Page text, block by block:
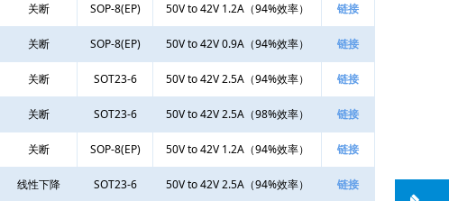
关断 SOP-8(EP) 50V to 42V 1.2A（94%效率） 链接
关断 SOP-8(EP) 50V to 42V 0.9A（94%效率） 链接
关断 SOT23-6 50V to 42V 2.5A（94%效率） 链接
关断 SOT23-6 50V to 42V 2.5A（98%效率） 链接
关断 SOP-8(EP) 50V to 42V 1.2A（94%效率） 链接
线性下降 SOT23-6 50V to 42V 2.5A（94%效率） 链接